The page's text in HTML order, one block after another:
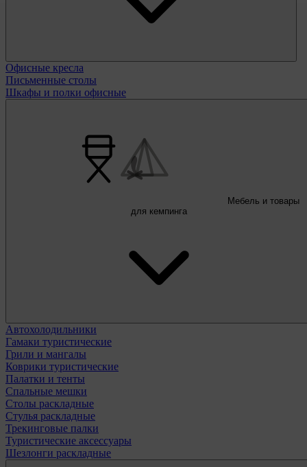
Офисные кресла
Письменные столы
Шкафы и полки офисные
Мебель и товары
для кемпинга
Автохолодильники
Гамаки туристические
Грили и мангалы
Коврики туристические
Палатки и тенты
Спальные мешки
Столы раскладные
Стулья раскладные
Трекинговые палки
Туристические аксессуары
Шезлонги раскладные